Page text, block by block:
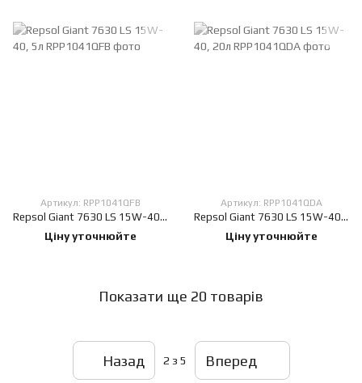
Артикул: RPP1041QFB
Repsol Giant 7630 LS 15W-40, 5л
Ціну уточнюйте
Артикул: RPP1041QDA
Repsol Giant 7630 LS 15W-40, 20л
Ціну уточнюйте
Показати ще 20 товарів
Назад 2 з 5 Вперед